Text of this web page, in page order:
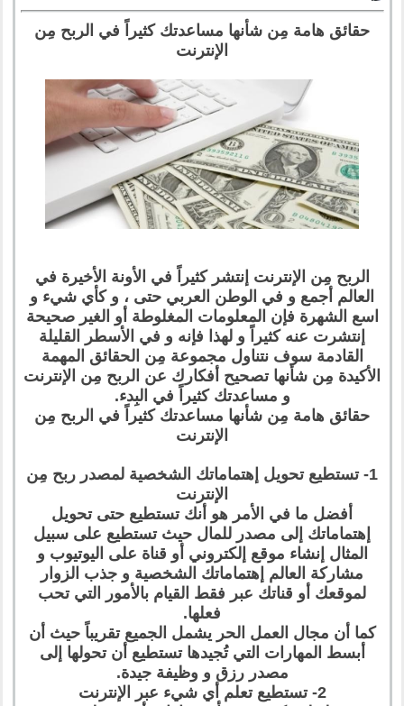
حقائق هامة مِن شأنها مساعدتك كثيراً في الربح مِن
الإنترنت
الربح مِن الإنترنت إنتشر كثيراً في الأونة الأخيرة في
العالم أجمع و في الوطن العربي حتى ، و كأي شيء و
اسع الشهرة فإن المعلومات المغلوطة أو الغير صحيحة
إنتشرت عنه كثيراً و لهذا فإنه و في الأسطر القليلة
القادمة سوف نتناول مجموعة مِن الحقائق المهمة
الأكيدة مِن شأنها تصحيح أفكارك عن الربح مِن الإنترنت
و مساعدتك كثيراً في البِدء.
حقائق هامة مِن شأنها مساعدتك كثيراً في الربح مِن
الإنترنت
1- تستطيع تحويل إهتماماتك الشخصية لمصدر ربح مِن
الإنترنت
أفضل ما في الأمر هو أنك تستطيع حتى تحويل
إهتماماتك إلى مصدر للمال حيث تستطيع على سبيل
المثال إنشاء موقع إلكتروني أو قناة على اليوتيوب و
مشاركة العالم إهتماماتك الشخصية و جذب الزوار
لموقعك أو قناتك عبر فقط القيام بالأمور التي تحب
فعلها.
كما أن مجال العمل الحر يشمل الجميع تقريباً حيث أن
أبسط المهارات التي تُجيدها تستطيع أن تحولها إلى
مصدر رزق و وظيفة جيدة.
2- تستطيع تعلم أي شيء عبر الإنترنت